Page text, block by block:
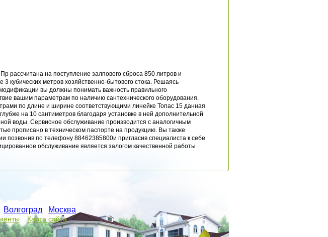
рассчитана на поступление залпового сброса 850 литров и
3 кубических метров хозяйственно-бытового стока. Решаясь
вы должны понимать важность правильного
вашим параметрам по наличию сантехнического оборудования.
по длине и ширине соответствующими линейке Топас 15 данная
на 10 сантиметров благодаря установке в ней дополнительной
воды. Сервисное обслуживание производится с аналогичным
прописано в техническом паспорте на продукцию. Вы также
позвонив по телефону 88462385800и пригласив специалиста к себе
обслуживание является залогом качественной работы
Волгоград Москва
Карта сайта